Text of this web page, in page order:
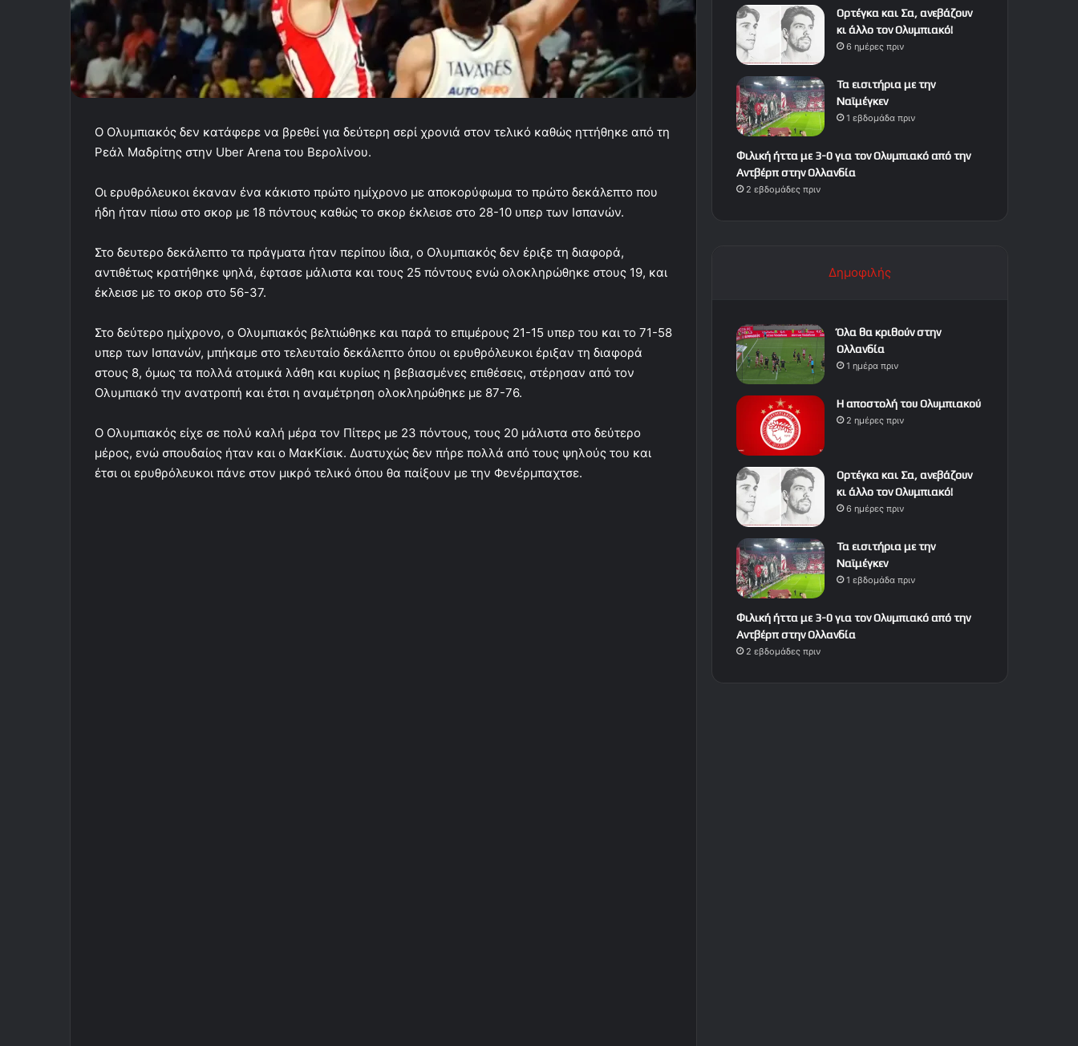
O Ολυμπιακός δεν κατάφερε να βρεθεί για δεύτερη σερί χρονιά στον τελικό καθώς ηττήθηκε από τη
Ρεάλ Μαδρίτης στην Uber Arena του Βερολίνου.
Οι ερυθρόλευκοι έκαναν ένα κάκιστο πρώτο ημίχρονο με αποκορύφωμα το πρώτο δεκάλεπτο που
ήδη ήταν πίσω στο σκορ με 18 πόντους καθώς το σκορ έκλεισε στο 28-10 υπερ των Ισπανών.
Στο δευτερο δεκάλεπτο τα πράγματα ήταν περίπου ίδια, ο Ολυμπιακός δεν έριξε τη διαφορά,
αντιθέτως κρατήθηκε ψηλά, έφτασε μάλιστα και τους 25 πόντους ενώ ολοκληρώθηκε στους 19, και
έκλεισε με το σκορ στο 56-37.
Στο δεύτερο ημίχρονο, ο Ολυμπιακός βελτιώθηκε και παρά το επιμέρους 21-15 υπερ του και το 71-58
υπερ των Ισπανών, μπήκαμε στο τελευταίο δεκάλεπτο όπου οι ερυθρόλευκοι έριξαν τη διαφορά
στους 8, όμως τα πολλά ατομικά λάθη και κυρίως η βεβιασμένες επιθέσεις, στέρησαν από τον
Ολυμπιακό την ανατροπή και έτσι η αναμέτρηση ολοκληρώθηκε με 87-76.
Ο Ολυμπιακός είχε σε πολύ καλή μέρα τον Πίτερς με 23 πόντους, τους 20 μάλιστα στο δεύτερο
μέρος, ενώ σπουδαίος ήταν και ο ΜακΚίσικ. Δυατυχώς δεν πήρε πολλά από τους ψηλούς του και
έτσι οι ερυθρόλευκοι πάνε στον μικρό τελικό όπου θα παίξουν με την Φενέρμπαχτσε.
Ορτέγκα και Σα, ανεβάζουν
κι άλλο τον Ολυμπιακό!
6 ημέρες πριν
Τα εισιτήρια με την
Ναϊμέγκεν
1 εβδομάδα πριν
Φιλική ήττα με 3-0 για τον Ολυμπιακό από την
Αντβέρπ στην Ολλανδία
2 εβδομάδες πριν
Δημοφιλής
Όλα θα κριθούν στην
Ολλανδία
1 ημέρα πριν
Η αποστολή του Ολυμπιακού
2 ημέρες πριν
Ορτέγκα και Σα, ανεβάζουν
κι άλλο τον Ολυμπιακό!
6 ημέρες πριν
Τα εισιτήρια με την
Ναϊμέγκεν
1 εβδομάδα πριν
Φιλική ήττα με 3-0 για τον Ολυμπιακό από την
Αντβέρπ στην Ολλανδία
2 εβδομάδες πριν